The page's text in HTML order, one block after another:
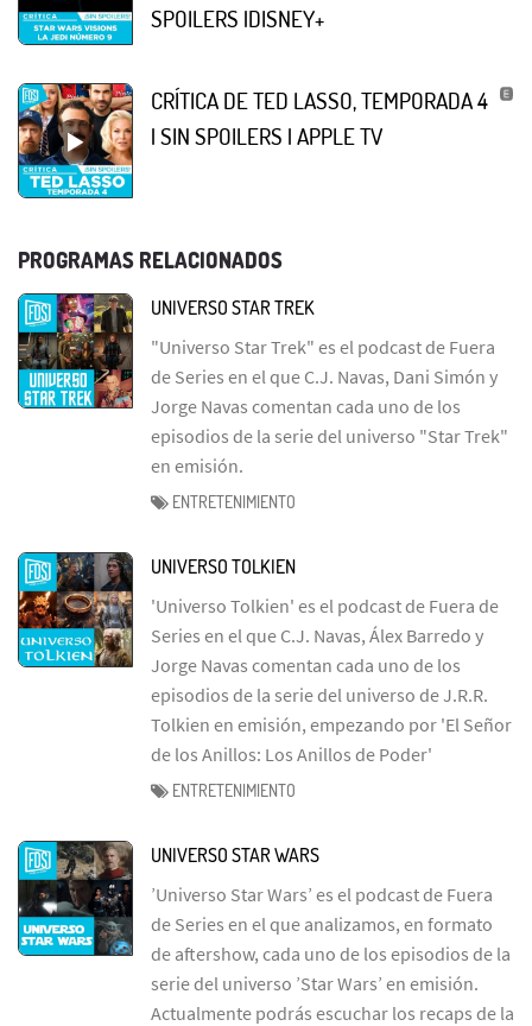
SPOILERS |DISNEY+
CRÍTICA DE TED LASSO, TEMPORADA 4
| SIN SPOILERS | APPLE TV
PROGRAMAS RELACIONADOS
UNIVERSO STAR TREK
"Universo Star Trek" es el podcast de Fuera
de Series en el que C.J. Navas, Dani Simón y
Jorge Navas comentan cada uno de los
episodios de la serie del universo "Star Trek"
en emisión.
ENTRETENIMIENTO
UNIVERSO TOLKIEN
'Universo Tolkien' es el podcast de Fuera de
Series en el que C.J. Navas, Álex Barredo y
Jorge Navas comentan cada uno de los
episodios de la serie del universo de J.R.R.
Tolkien en emisión, empezando por 'El Señor
de los Anillos: Los Anillos de Poder'
ENTRETENIMIENTO
UNIVERSO STAR WARS
’Universo Star Wars’ es el podcast de Fuera
de Series en el que analizamos, en formato
de aftershow, cada uno de los episodios de la
serie del universo ’Star Wars’ en emisión.
Actualmente podrás escuchar los recaps de la